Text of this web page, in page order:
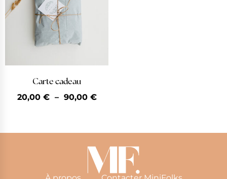
Carte cadeau
20,00 € – 90,00 €